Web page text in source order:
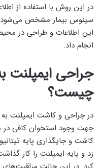
سینوس بیمار مشخص می‌شود
این اطلاعات و طراحی در
انجام داد.
جراحی
چیست؟
در جراحی و کاشت ایمپلنت
جهت وجود استخوان کافی
کاشت و جایگذاری پایه
زد و پایه ایمپلنت را کار